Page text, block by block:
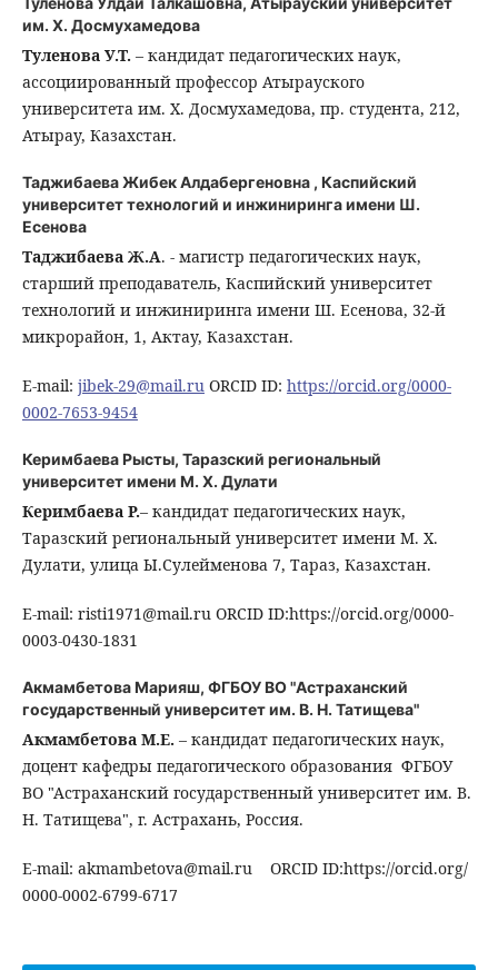
им. Х. Досмухамедова
Туленова У.Т.– кандидат педагогических наук,
ассоциированный профессор Атырауского
университета им. Х. Досмухамедова, пр. студента, 212,
Атырау, Казахстан.
Таджибаева Жибек Алдабергеновна , Каспийский
университет технологий и инжиниринга имени Ш.
Есенова
Таджибаева Ж.А. - магистр педагогических наук,
старший преподаватель, Каспийский университет
технологий и инжиниринга имени Ш. Есенова, 32-й
микрорайон, 1, Актау, Казахстан.
E-mail: jibek-29@mail.ruORCID ID: https://orcid.org/0000-
0002-7653-9454
Керимбаева Рысты, Таразский региональный
университет имени М. Х. Дулати
Керимбаева Р.– кандидат педагогических наук,
Таразский региональный университет имени М. Х.
Дулати, улица Ы.Сулейменова 7, Тараз, Казахстан.
E-mail: risti1971@mail.ru ORCID ID:https://orcid.org/0000-
0003-0430-1831
Акмамбетова Марияш, ФГБОУ ВО "Астраханский
государственный университет им. В. Н. Татищева"
Акмамбетова М.Е.– кандидат педагогических наук,
доцент кафедры педагогического образования ФГБОУ
ВО "Астраханский государственный университет им. В.
Н. Татищева", г. Астрахань, Россия.
E-mail: akmambetova@mail.ru ORCID ID:https://orcid.org/
0000-0002-6799-6717